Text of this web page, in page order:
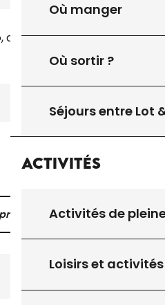
Où manger
Où sortir ?
Séjours entre Lot
Activités
Activités de
Loisirs et activités
de saison, produits sur